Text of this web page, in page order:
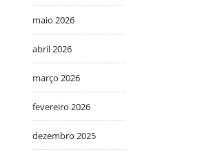
maio 2026
abril 2026
março 2026
fevereiro 2026
dezembro 2025